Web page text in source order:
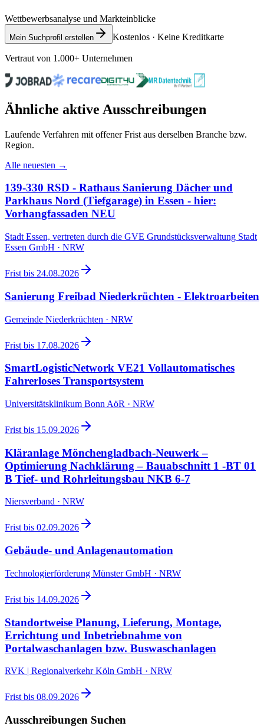
Wettbewerbsanalyse und Markteinblicke
Mein Suchprofil erstellen Kostenlos · Keine Kreditkarte
Vertraut von 1.000+ Unternehmen
Ähnliche aktive Ausschreibungen
Laufende Verfahren mit offener Frist aus derselben Branche bzw.
Region.
Alle neuesten →
139-330 RSD - Rathaus Sanierung Dächer und
Parkhaus Nord (Tiefgarage) in Essen - hier:
Vorhangfassaden NEU
Stadt Essen, vertreten durch die GVE Grundstücksverwaltung Stadt
Essen GmbH · NRW
Frist bis 24.08.2026
Sanierung Freibad Niederkrüchten - Elektroarbeiten
Gemeinde Niederkrüchten · NRW
Frist bis 17.08.2026
SmartLogisticNetwork VE21 Vollautomatisches
Fahrerloses Transportsystem
Universitätsklinikum Bonn AöR · NRW
Frist bis 15.09.2026
Kläranlage Mönchengladbach-Neuwerk –
Optimierung Nachklärung – Bauabschnitt 1 -BT 01
B Tief- und Rohrleitungsbau NKB 6-7
Niersverband · NRW
Frist bis 02.09.2026
Gebäude- und Anlagenautomation
Technologierförderung Münster GmbH · NRW
Frist bis 14.09.2026
Standortweise Planung, Lieferung, Montage,
Errichtung und Inbetriebnahme von
Portalwaschanlagen bzw. Buswaschanlagen
RVK | Regionalverkehr Köln GmbH · NRW
Frist bis 08.09.2026
Ausschreibungen Suchen